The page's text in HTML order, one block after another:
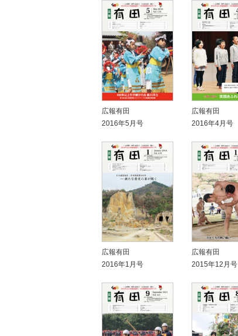
広報有田
2016年5月号
広報有田
2016年4月号
広報有田
2016年1月号
広報有田
2015年12月号